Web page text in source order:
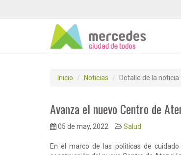
Inicio Noticias Detalle de la noticia
Avanza el nuevo Centro de
05 de may, 2022 Salud
En el marco de las políticas de